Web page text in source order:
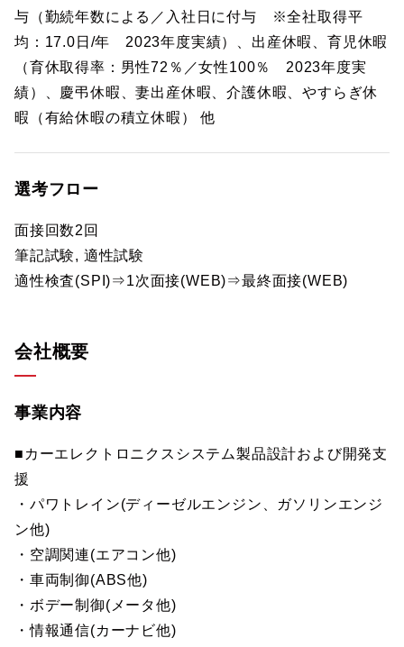
与（勤続年数による／入社日に付与 ※全社取得平
均：17.0日/年 2023年度実績）、出産休暇、育児休暇
（育休取得率：男性72％／女性100％ 2023年度実
績）、慶弔休暇、妻出産休暇、介護休暇、やすらぎ休
暇（有給休暇の積立休暇） 他
選考フロー
面接回数2回
筆記試験, 適性試験
適性検査(SPI)⇒1次面接(WEB)⇒最終面接(WEB)
会社概要
事業内容
■カーエレクトロニクスシステム製品設計および開発支
援
・パワトレイン(ディーゼルエンジン、ガソリンエンジ
ン他)
・空調関連(エアコン他)
・車両制御(ABS他)
・ボデー制御(メータ他)
・情報通信(カーナビ他)